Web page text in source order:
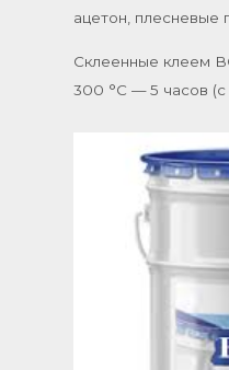
ацетон, плесневые
Склеенные клеем
300 °C — 5 часов